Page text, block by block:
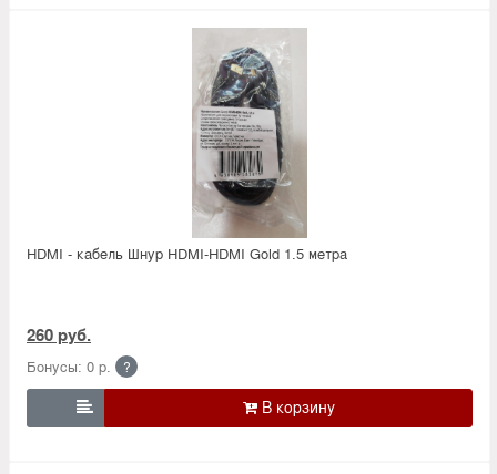
HDMI - кабель Шнур HDMI-HDMI Gold 1.5 метра
260 руб.
Бонусы: 0 р. ?
